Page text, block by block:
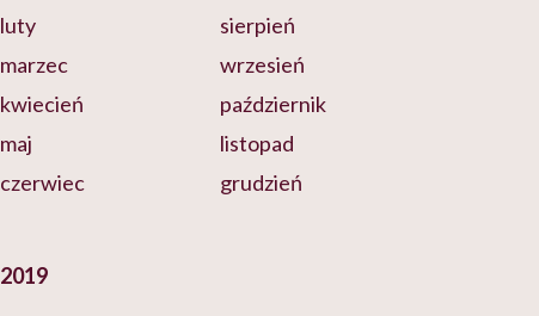
luty
marzec
kwiecień
maj
czerwiec
sierpień
wrzesień
październik
listopad
grudzień
2019